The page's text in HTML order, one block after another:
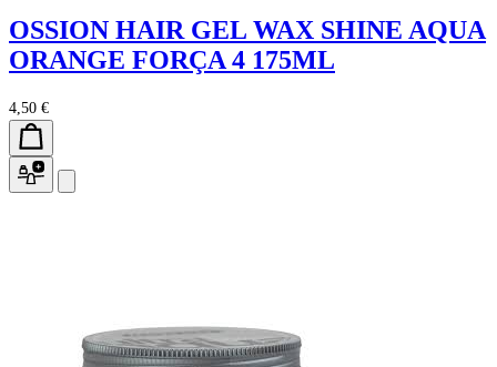
OSSION HAIR GEL WAX SHINE AQUA
ORANGE FORÇA 4 175ML
4,50 €